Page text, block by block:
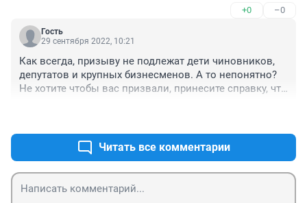
+0 –0
Гость
29 сентября 2022, 10:21
Как всегда, призыву не подлежат дети чиновников,
депутатов и крупных бизнесменов. А то непонятно?
Не хотите чтобы вас призвали, принесите справку, что
Читать все комментарии